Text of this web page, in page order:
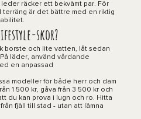
räcker ett bekvämt par. För
terräng är det bättre med en riktig
skor?
borste och lite vatten, låt sedan
läder, använd vårdande
en anpassad
modeller för både herr och dam
1 500 kr, gåva från 3 500 kr och
du kan prova i lugn och ro. Hitta
fjäll till stad - utan att lämna